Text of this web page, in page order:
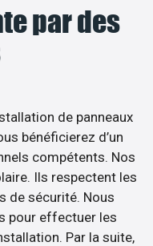
par des
de panneaux
bénéficierez d’un
compétents. Nos
Ils respectent les
de sécurité. Nous
pour effectuer les
Par la suite,